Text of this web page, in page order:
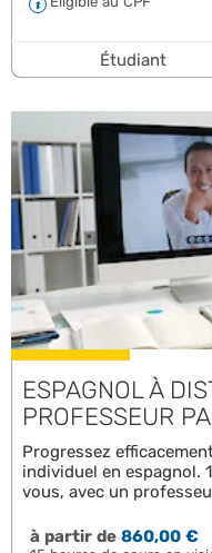
Étudiant
ESPAGNOL À
PROFESSEUR
Progressez
individuel en espagnol.
vous, avec un
à partir de860,00 €